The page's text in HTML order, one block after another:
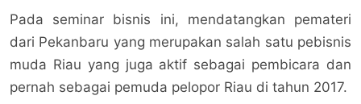
Pada seminar bisnis ini, mendatangkan pemateri
dari Pekanbaru yang merupakan salah satu pebisnis
muda Riau yang juga aktif sebagai pembicara dan
pernah sebagai pemuda pelopor Riau di tahun 2017.